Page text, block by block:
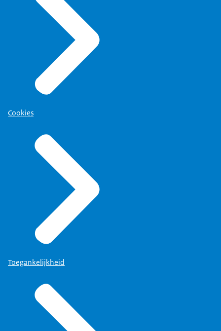
Cookies
Toegankelijkheid